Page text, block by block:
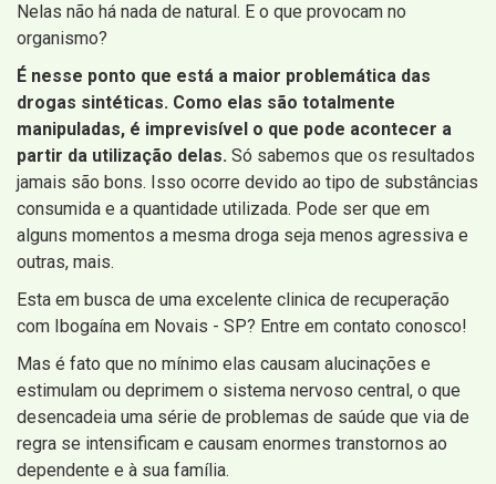
Nelas não há nada de natural. E o que provocam no
organismo?
É nesse ponto que está a maior problemática das
drogas sintéticas. Como elas são totalmente
manipuladas, é imprevisível o que pode acontecer a
partir da utilização delas. Só sabemos que os resultados
jamais são bons. Isso ocorre devido ao tipo de substâncias
consumida e a quantidade utilizada. Pode ser que em
alguns momentos a mesma droga seja menos agressiva e
outras, mais.
Esta em busca de uma excelente clinica de recuperação
com Ibogaína em Novais - SP? Entre em contato conosco!
Mas é fato que no mínimo elas causam alucinações e
estimulam ou deprimem o sistema nervoso central, o que
desencadeia uma série de problemas de saúde que via de
regra se intensificam e causam enormes transtornos ao
dependente e à sua família.